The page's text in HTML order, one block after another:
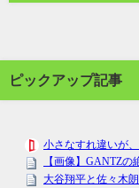
ピックアップ記事